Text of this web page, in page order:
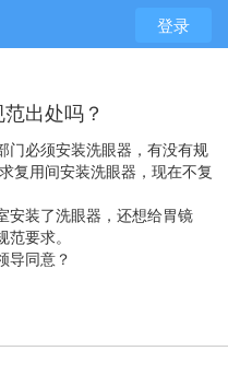
登录
出处吗？
门必须安装洗眼器，有没有规
复用间安装洗眼器，现在不复
安装了洗眼器，还想给胃镜
要求。
导同意？